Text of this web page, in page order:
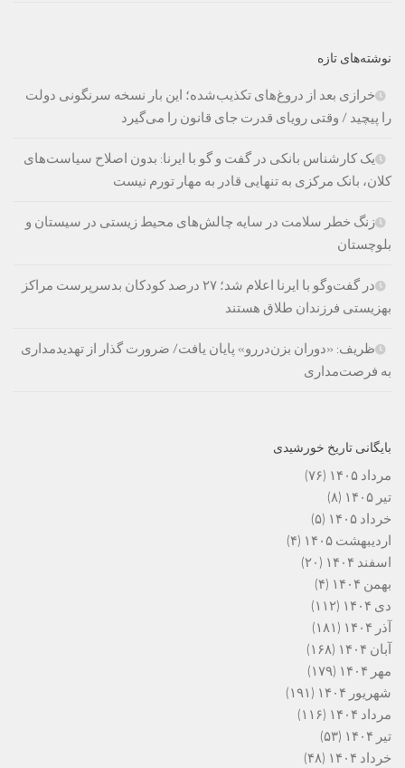
نوشته‌های تازه
خرازی بعد از دروغ‌های تکذیب‌شده؛ این بار نسخه سرنگونی دولت
را پیچید / وقتی رویای قدرت جای قانون را می‌گیرد
یک کارشناس بانکی در گفت و گو با ایرنا: بدون اصلاح سیاست‌های
کلان، بانک مرکزی به تنهایی قادر به مهار تورم نیست
زنگ خطر سلامت در سایه چالش‌های محیط زیستی در سیستان و
بلوچستان
در گفت‌وگو با ایرنا اعلام شد؛ ۲۷ درصد کودکان بدسرپرست مراکز
بهزیستی فرزندان طلاق هستند
ظریف: «دوران بزن‌دررو» پایان یافت/ ضرورت گذار از تهدیدمداری
به فرصت‌مداری
بایگانی تاریخ خورشیدی
مرداد ۱۴۰۵
(۷۶)
تیر ۱۴۰۵
(۸)
خرداد ۱۴۰۵
(۵)
اردیبهشت ۱۴۰۵
(۴)
اسفند ۱۴۰۴
(۲۰)
بهمن ۱۴۰۴
(۴)
دی ۱۴۰۴
(۱۱۲)
آذر ۱۴۰۴
(۱۸۱)
آبان ۱۴۰۴
(۱۶۸)
مهر ۱۴۰۴
(۱۷۹)
شهریور ۱۴۰۴
(۱۹۱)
مرداد ۱۴۰۴
(۱۱۶)
تیر ۱۴۰۴
(۵۳)
خرداد ۱۴۰۴
(۴۸)